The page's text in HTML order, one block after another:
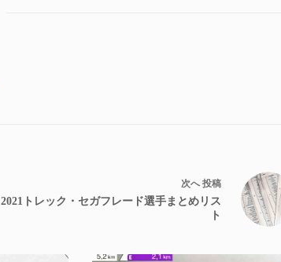
次へ投稿
2021トレック・セガフレード選手まとめリス
ト